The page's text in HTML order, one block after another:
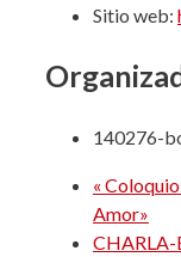
Sitio web:
140276-
«
Amor»
CHARLA-